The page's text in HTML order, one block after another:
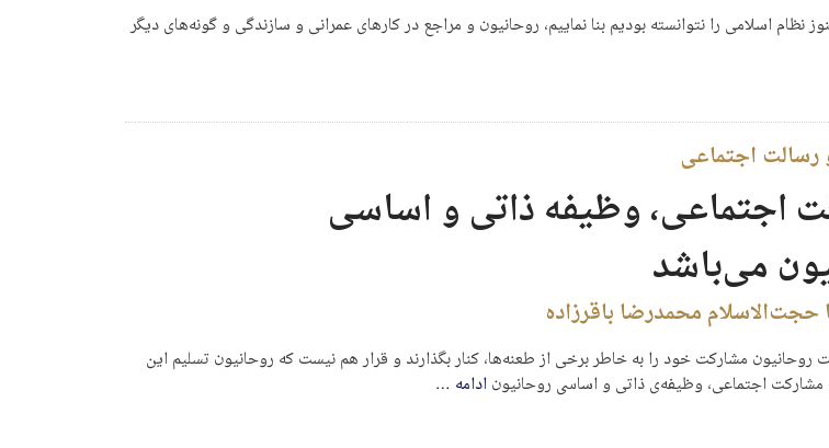
نظام اسلامی را نتوانسته بودیم بنا نماییم، روحانیون و مراجع در کارهای عمرانی و سازندگی و گونه‌های دیگر
رسالت اجتماعی
اجتماعی، وظیفه‌ ذاتی و اساسی
می‌باشد
محمدرضا باقرزاده
روحانیون مشارکت خود را به‌ خاطر برخی از طعنه‌ها، کنار بگذارند و قرار هم نیست که روحانیون تسلیم این
اجتماعی، وظیفه‌ی ذاتی و اساسی روحانیونادامه …